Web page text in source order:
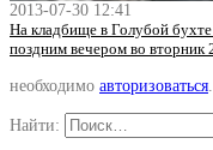
2013-07-30 12:41
На кладбище в Голубой
поздним вечером во вторник
необходимо авторизоваться
Найти: